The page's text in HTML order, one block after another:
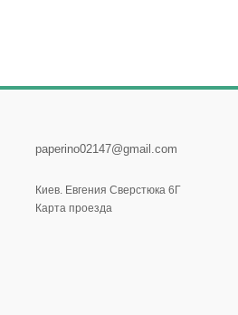
paperino02147@gmail.com
Киев. Евгения Сверстюка 6Г
Карта проезда